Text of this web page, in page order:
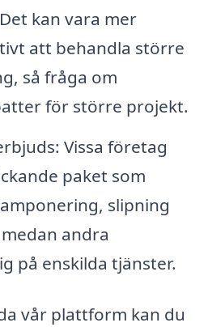
kan vara mer
att behandla större
så fråga om
för större projekt.
Vissa företag
paket som
slipning
andra
på enskilda tjänster.
vår plattform kan du